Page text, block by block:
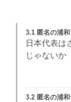
3.1 匿名の浦
日本代表は
じゃないか
3.2 匿名の浦